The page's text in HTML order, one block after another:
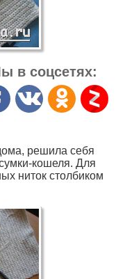
в соцсетях:
решила себя
кошеля. Для
ниток столбиком